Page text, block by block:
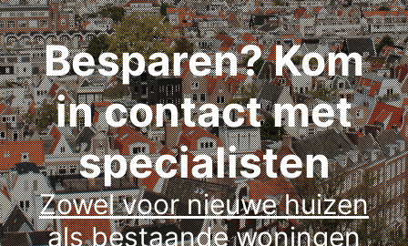
Besparen? Kom
in contact met
specialisten
Zowel voor nieuwe huizen
als bestaande woningen